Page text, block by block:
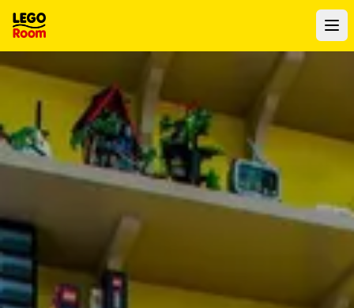
Para o conteúdo principal